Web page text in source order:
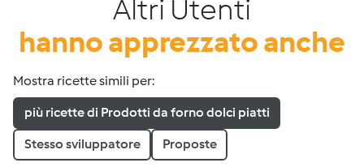
Altri Utenti
hanno apprezzato anche
Mostra ricette simili per:
più ricette di Prodotti da forno dolci piatti
Stesso sviluppatore Proposte